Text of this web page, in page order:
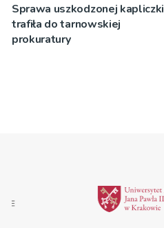
Sprawa uszkodzonej kapliczki
trafiła do tarnowskiej
prokuratury